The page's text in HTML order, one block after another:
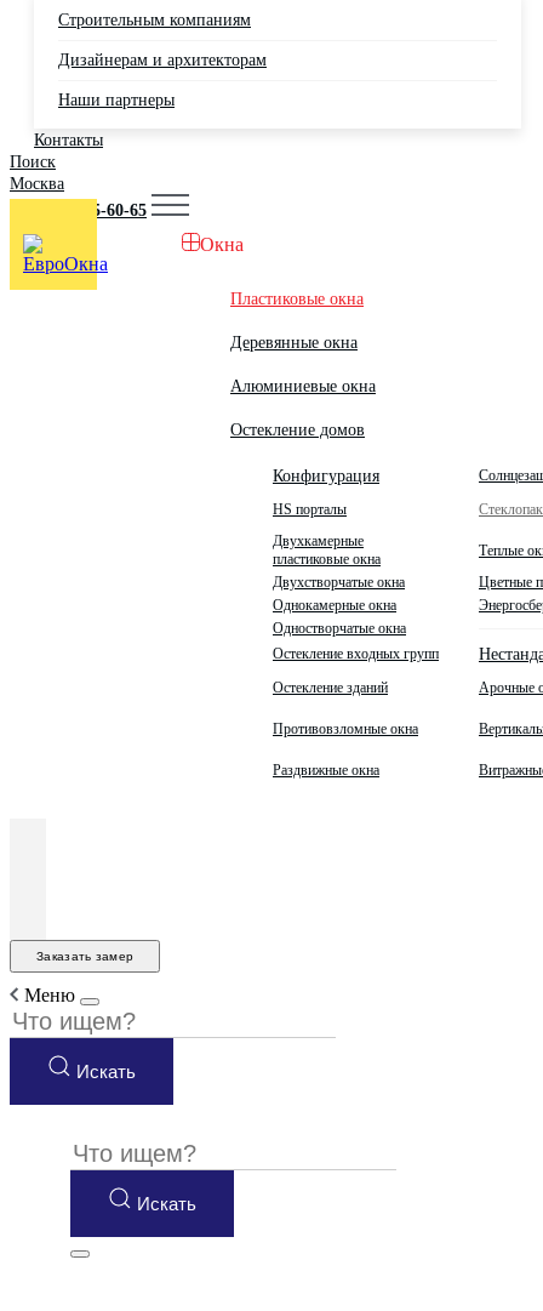
Строительным компаниям
Дизайнерам и архитекторам
Наши партнеры
Контакты
Поиск
Москва
+7 (495) 725-60-65
Окна
Пластиковые окна
Деревянные окна
Алюминиевые окна
Остекление домов
Конфигурация
HS порталы
Двухкамерные
пластиковые окна
Двухстворчатые окна
Однокамерные окна
Одностворчатые окна
Остекление входных групп
Остекление зданий
Противовзломные окна
Раздвижные окна
Теплые
Цветные
Арочные
Заказать замер
Меню
Искать
Искать